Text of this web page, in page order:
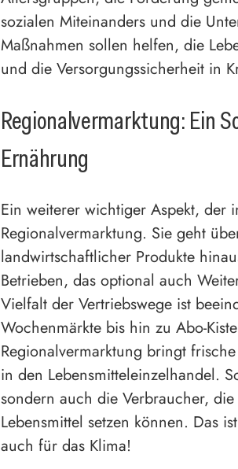
sozialen Miteinanders und die
Maßnahmen sollen helfen, die
und die Versorgungssicherheit in
Regionalvermarktung: Ein
Ernährung
Ein weiterer wichtiger Aspekt, der
Regionalvermarktung. Sie geht
landwirtschaftlicher Produkte
Betrieben, das optional auch
Vielfalt der Vertriebswege ist
Wochenmärkte bis hin zu Abo-
Regionalvermarktung bringt
in den Lebensmitteleinzelhandel.
sondern auch die Verbraucher,
Lebensmittel setzen können. Das
auch für das Klima!